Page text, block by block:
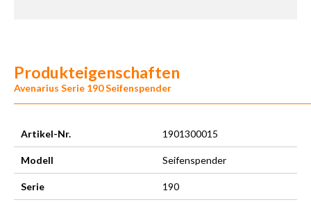
Produkteigenschaften
Avenarius Serie 190 Seifenspender
Artikel-Nr. 1901300015
Modell Seifenspender
Serie 190